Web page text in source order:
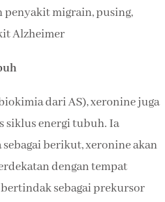
migrain, pusing,
Alzheimer
dari AS), xeronine juga
siklus energi tubuh. Ia
berikut, xeronine akan
dengan tempat
sebagai prekursor